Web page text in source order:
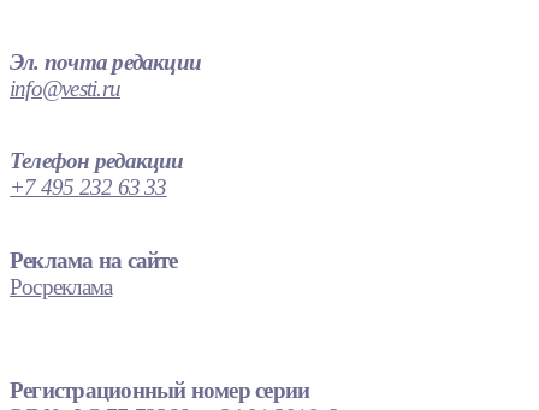
Эл. почта редакции
info@vesti.ru
Телефон редакции
+7 495 232 63 33
Реклама на сайте
Росреклама
Регистрационный номер серии